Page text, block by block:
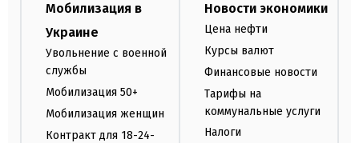
Мобилизация в
Украине
Увольнение с военной
службы
Мобилизация 50+
Мобилизация женщин
Контракт для 18-24-
Новости экономики
Цена нефти
Курсы валют
Финансовые новости
Тарифы на
коммунальные услуги
Налоги